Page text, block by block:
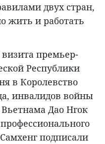
двух стран,
жить и работать
премьер-
Республики
в Королевство
инвалидов войны
Дао Нгок
подписали